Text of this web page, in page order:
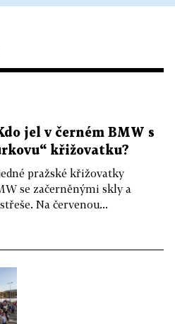
jel v černém BMW s
křižovatku?
pražské křižovatky
se začerněnými skly a
Na červenou...